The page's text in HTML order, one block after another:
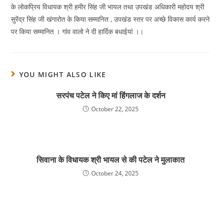
के लोकप्रिय विधायक श्री हमीर सिंह जी भायल तथा उपखंड अधिकारी महोदय श्री
सुरेंद्र सिंह जी खंगारोत के किया सम्मानित , उपखंड स्तर पर अच्छे विकास कार्य करने
पर किया सम्मानित । गांव वालो ने दी हार्दिक बधाईयां ।।
YOU MIGHT ALSO LIKE
सरपंच पटेल ने किए मां हिंगलाज के दर्शन
October 22, 2025
सिवाना के विधायक श्री भायल से की पटेल ने मुलाकात
October 24, 2025